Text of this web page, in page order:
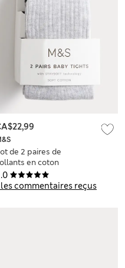
les commentaires reçus
de 2 paires de
en coton
(jusqu’au 3